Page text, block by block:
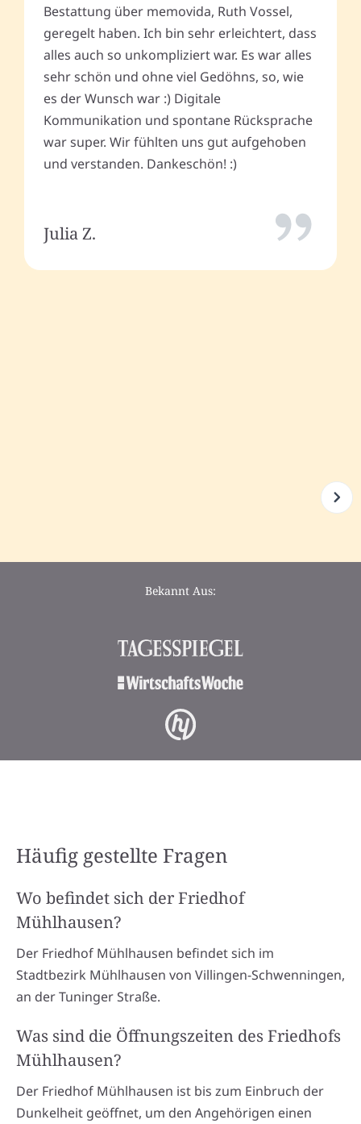
Bestattung über memovida, Ruth Vossel,
geregelt haben. Ich bin sehr erleichtert, dass
alles auch so unkompliziert war. Es war alles
sehr schön und ohne viel Gedöhns, so, wie
es der Wunsch war :) Digitale
Kommunikation und spontane Rücksprache
war super. Wir fühlten uns gut aufgehoben
und verstanden. Dankeschön! :)
Julia Z.
Bekannt Aus:
Häufig gestellte Fragen
Wo befindet sich der Friedhof
Mühlhausen?
Der Friedhof Mühlhausen befindet sich im
Stadtbezirk Mühlhausen von Villingen-Schwenningen,
an der Tuninger Straße.
Was sind die Öffnungszeiten des Friedhofs
Mühlhausen?
Der Friedhof Mühlhausen ist bis zum Einbruch der
Dunkelheit geöffnet, um den Angehörigen einen